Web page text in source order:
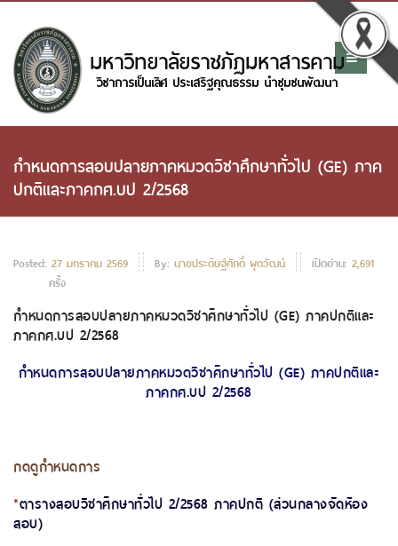
กำหนดการสอบปลายภาคหมวดวิชาศึกษาทั่วไป (GE) ภาค
ปกติและภาคกศ.บป 2/2568
Posted: 27 มกราคม 2569 By: นายประดิษฐ์ศักดิ์ ผุดวัฒน์ เปิดอ่าน: 2,691
ครั้ง
กำหนดการสอบปลายภาคหมวดวิชาศึกษาทั่วไป (GE) ภาคปกติและ
ภาคกศ.บป 2/2568
กำหนดการสอบปลายภาคหมวดวิชาศึกษาทั่วไป (GE) ภาคปกติและ
ภาคกศ.บป 2/2568
กดดูกำหนดการ
*ตารางสอบวิชาศึกษาทั่วไป 2/2568 ภาคปกติ (ส่วนกลางจัดห้อง
สอบ)